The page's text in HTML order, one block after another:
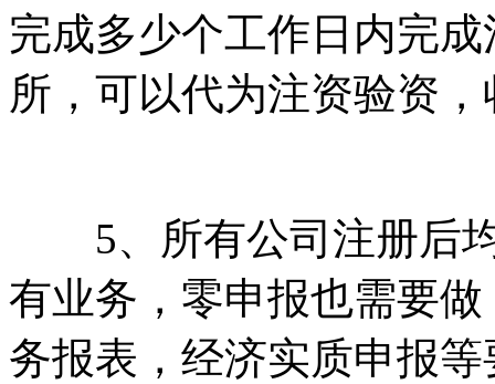
完成多少个工作日内完
所，可以代为注资验资
5、所有公司注册后均
有业务，零申报也需要
务报表，经济实质申报